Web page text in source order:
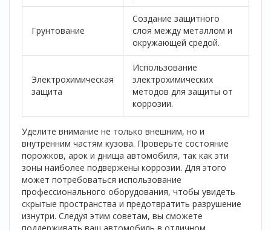
Грунтование
Создание защитного
слоя между металлом и
окружающей средой.
Электрохимическая
защита
Использование
электрохимических
методов для защиты от
коррозии.
Уделите внимание не только внешним, но и
внутренним частям кузова. Проверьте состояние
порожков, арок и днища автомобиля, так как эти
зоны наиболее подвержены коррозии. Для этого
может потребоваться использование
профессионального оборудования, чтобы увидеть
скрытые пространства и предотвратить разрушение
изнутри. Следуя этим советам, вы сможете